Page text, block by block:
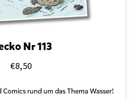
Nr 113
€8,50
rund um das Thema Wasser!